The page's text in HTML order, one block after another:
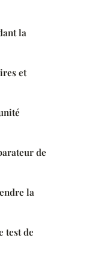
la
et
de
la
test de